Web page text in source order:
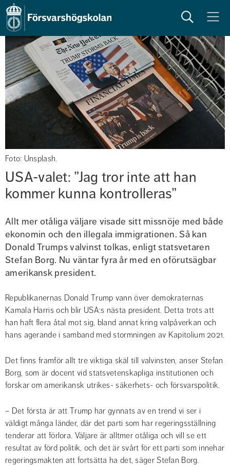
Sök Meny
Foto: Unsplash.
USA-valet: ”Jag tror inte att han
kommer kunna kontrolleras”
Allt mer otåliga väljare visade sitt missnöje med både
ekonomin och den illegala immigrationen. Så kan
Donald Trumps valvinst tolkas, enligt statsvetaren
Stefan Borg. Nu väntar fyra år med en oförutsägbar
amerikansk president.
Republikanernas Donald Trump vann över demokraternas
Kamala Harris och blir USA:s nästa president. Detta trots att
han haft flera åtal mot sig, bland annat kring valpåverkan och
hans agerande i samband med stormningen av Kapitolium 2021.
Det finns framför allt tre viktiga skäl till valvinsten, anser Stefan
Borg, som är docent vid statsvetenskapliga institutionen och
forskar om amerikansk utrikes- säkerhets- och försvarspolitik.
– Det första är att Trump har gynnats av en trend vi ser i
väldigt många länder, där det parti som har regeringsställning
tenderar att förlora. Väljare är alltmer otåliga och vill se ett
resultat av förd politik, och det är svårt för ett parti som innehar
regeringsmakten att fortsätta ha det, säger Stefan Borg.